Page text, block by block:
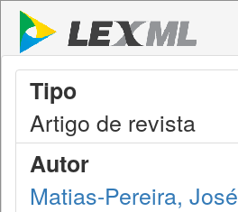
Tipo
Artigo de revista
Autor
Matias-Pereira, José